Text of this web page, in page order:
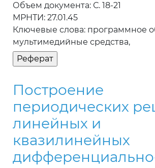
Объем документа: С. 18-21
МРНТИ: 27.01.45
Ключевые слова: программное
мультимедийные средства,
Построение
периодических
линейных и
квазилинейных